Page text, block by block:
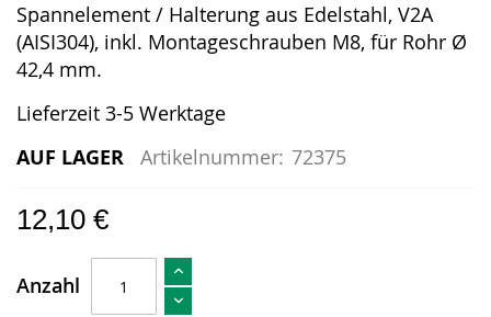
Spannelement / Halterung aus Edelstahl, V2A
(AISI304), inkl. Montageschrauben M8, für Rohr Ø
42,4 mm.
Lieferzeit 3-5 Werktage
AUF LAGER Artikelnummer: 72375
12,10 €
Anzahl